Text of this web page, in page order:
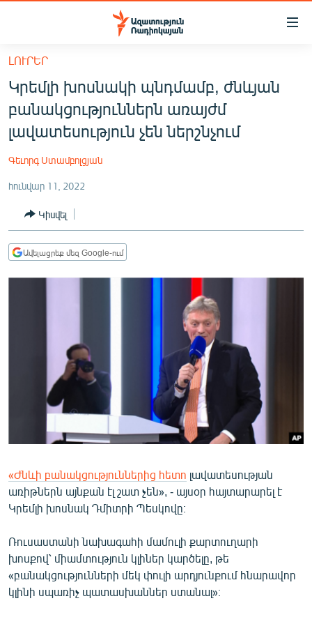
Մատչելիության
հիմնական
բովանդակությանը
Անցնել
հիմնական
մենյուին
ՀԱՅԱՍՏԱՆ
ՔԱՂԱՔԱԿԱՆ
ՏՆՏԵՍՈՒԹՅՈՒՆ
ՂԱՐԱԲԱՂ
ՄՇԱԿՈՒՅԹ
ՄԵԿՆԱԲԱՆՈՒԹՅՈՒՆ
ԱՐԽԻՎ
ՏԵՍԱՆՅՈՒԹԵՐ
ՁԳՏԵԼՈՎ ԼԱՎԱԳՈՒՅՆԻՆ
ՓՈԴՔԱՍԹ
ԼՈՒՐԵՐ
Կրեմլի խոսնակի պնդմամբ, ժնևյան
բանակցություններն առայժմ
լավատեսություն չեն ներշնչում
Գեւորգ Ստամբոլցյան
հունվար 11, 2022
Կիսվել
Ավելացրեք մեզ Google-ում
«Ժնևի բանակցություններից հետո լավատեսության
առիթներն այնքան էլ շատ չեն», - այսօր հայտարարել է
Կրեմլի խոսնակ Դմիտրի Պեսկովը։
Ռուսաստանի նախագահի մամուլի քարտուղարի
խոսքով՝ միամտություն կլիներ կարծելը, թե
«բանակցությունների մեկ փուլի արդյունքում հնարավոր
կլինի սպառիչ պատասխաններ ստանալ»։